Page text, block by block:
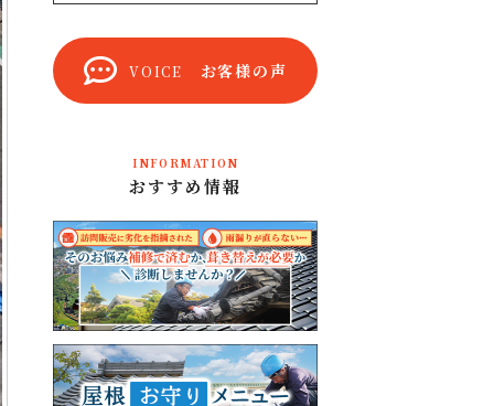
VOICE お客様の声
INFORMATION
おすすめ情報